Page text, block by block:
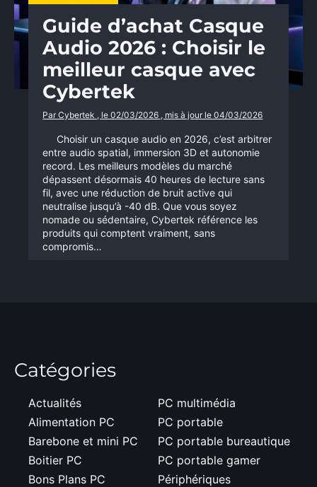
Guide d’achat Casque
Audio 2026 : Choisir le
meilleur casque avec
Cybertek
Par Cybertek , le 02/03/2026 , mis à jour le 04/03/2026
Choisir un casque audio en 2026, c’est arbitrer
entre audio spatial, immersion 3D et autonomie
record. Les meilleurs modèles du marché
dépassent désormais 40 heures de lecture sans
fil, avec une réduction de bruit active qui
neutralise jusqu’à -40 dB. Que vous soyez
nomade ou sédentaire, Cybertek référence les
produits qui comptent vraiment, sans
compromis…
Catégories
Actualités
Alimentation PC
Barebone et mini PC
Boitier PC
Bons Plans PC
PC multimédia
PC portable
PC portable bureautique
PC portable gamer
Périphériques